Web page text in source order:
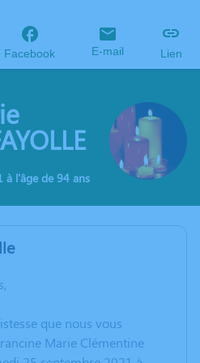
Facebook E-mail Lien
à l'âge de 94 ans
que nous vous
Marie Clémentine